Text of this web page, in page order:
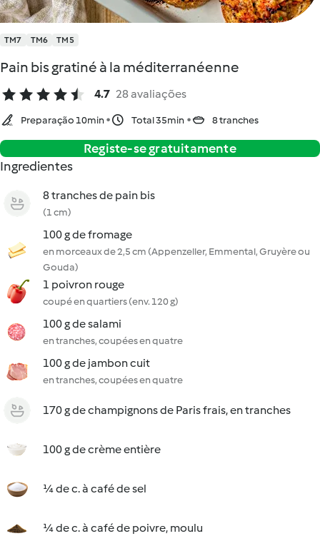
TM7 TM6 TM5
Pain bis gratiné à la méditerranéenne
4.7 28 avaliações
Preparação 10min Total 35min 8 tranches
Registe-se gratuitamente
Ingredientes
8 tranches de pain bis
(1 cm)
100 g de fromage
en morceaux de 2,5 cm (Appenzeller, Emmental, Gruyère ou
Gouda)
1 poivron rouge
coupé en quartiers (env. 120 g)
100 g de salami
en tranches, coupées en quatre
100 g de jambon cuit
en tranches, coupées en quatre
170 g de champignons de Paris frais, en tranches
100 g de crème entière
¼ de c. à café de sel
¼ de c. à café de poivre, moulu